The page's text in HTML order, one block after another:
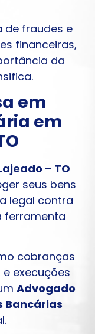
de fraudes e
financeiras,
da
em
em
– TO
seus bens
legal contra
ferramenta
cobranças
e execuções
Advogado
Bancárias